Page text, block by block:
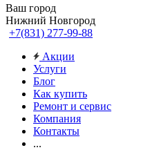
Ваш город
Нижний Новгород
+7(831) 277-99-88
Акции
Услуги
Блог
Как купить
Ремонт и сервис
Компания
Контакты
...